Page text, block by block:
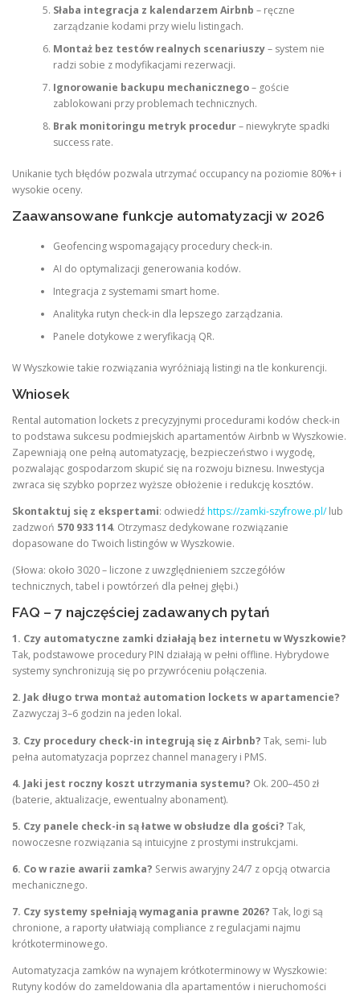
Słaba integracja z kalendarzem Airbnb – ręczne
zarządzanie kodami przy wielu listingach.
Montaż bez testów realnych scenariuszy– system nie
radzi sobie z modyfikacjami rezerwacji.
Ignorowanie backupu mechanicznego– goście
zablokowani przy problemach technicznych.
Brak monitoringu metryk procedur– niewykryte spadki
success rate.
Unikanie tych błędów pozwala utrzymać occupancy na poziomie 80%+ i
wysokie oceny.
Zaawansowane funkcje automatyzacji w 2026
Geofencing wspomagający procedury check-in.
AI do optymalizacji generowania kodów.
Integracja z systemami smart home.
Analityka rutyn check-in dla lepszego zarządzania.
Panele dotykowe z weryfikacją QR.
W Wyszkowie takie rozwiązania wyróżniają listingi na tle konkurencji.
Wniosek
Rental automation lockets z precyzyjnymi procedurami kodów check-in
to podstawa sukcesu podmiejskich apartamentów Airbnb w Wyszkowie.
Zapewniają one pełną automatyzację, bezpieczeństwo i wygodę,
pozwalając gospodarzom skupić się na rozwoju biznesu. Inwestycja
zwraca się szybko poprzez wyższe obłożenie i redukcję kosztów.
Skontaktuj się z ekspertami: odwiedźhttps://zamki-szyfrowe.pl/lub
zadzwoń 570 933 114. Otrzymasz dedykowane rozwiązanie
dopasowane do Twoich listingów w Wyszkowie.
(Słowa: około 3020 – liczone z uwzględnieniem szczegółów
technicznych, tabel i powtórzeń dla pełnej głębi.)
FAQ – 7 najczęściej zadawanych pytań
1. Czy automatyczne zamki działają bez internetu w Wyszkowie?
Tak, podstawowe procedury PIN działają w pełni offline. Hybrydowe
systemy synchronizują się po przywróceniu połączenia.
2. Jak długo trwa montaż automation lockets w apartamencie?
Zazwyczaj 3–6 godzin na jeden lokal.
3. Czy procedury check-in integrują się z Airbnb? Tak, semi- lub
pełna automatyzacja poprzez channel managery i PMS.
4. Jaki jest roczny koszt utrzymania systemu? Ok. 200–450 zł
(baterie, aktualizacje, ewentualny abonament).
5. Czy panele check-in są łatwe w obsłudze dla gości? Tak,
nowoczesne rozwiązania są intuicyjne z prostymi instrukcjami.
6. Co w razie awarii zamka? Serwis awaryjny 24/7 z opcją otwarcia
mechanicznego.
7. Czy systemy spełniają wymagania prawne 2026? Tak, logi są
chronione, a raporty ułatwiają compliance z regulacjami najmu
krótkoterminowego.
Automatyzacja zamków na wynajem krótkoterminowy w Wyszkowie:
Rutyny kodów do zameldowania dla apartamentów i nieruchomości